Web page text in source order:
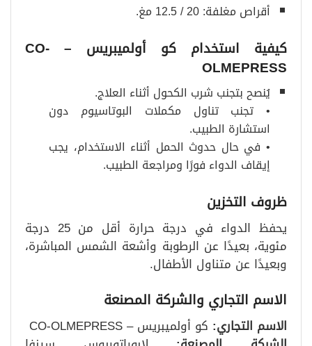
أقراص مغلفة: 20 / 12.5 مغ.
كيفية استخدام كو أولميبريس – CO-
OLMEPRESS
يُنصح بتجنب شرب الكحول أثناء العلاج.
• تجنب تناول مكملات البوتاسيوم دون
استشارة الطبيب.
• في حال حدوث الحمل أثناء الاستخدام، يجب
إيقاف الدواء فورًا ومراجعة الطبيب.
ظروف التخزين
يحفظ الدواء في درجة حرارة أقل من 25 درجة
مئوية، بعيدًا عن الرطوبة وأشعة الشمس المباشرة،
وبعيدًا عن متناول الأطفال.
الاسم التجاري والشركة المصنعة
الاسم التجاري: كو أولميبريس – CO-OLMEPRESS